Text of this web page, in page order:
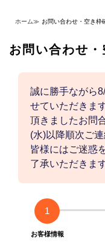
ホーム≫ お問い合わせ・空き枠
お問い合わせ
誠に勝手ながら
せていただきます
頂きましたお問
(水)以降順次ご
皆様にはご迷惑
了承いただきま
1
お客様情報